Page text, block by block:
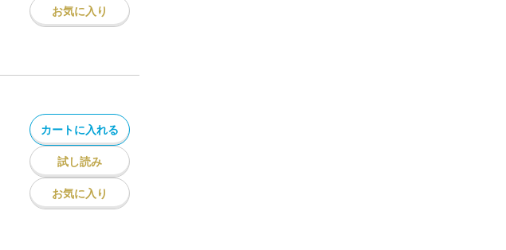
お気に入り
カートに入れる
試し読み
お気に入り